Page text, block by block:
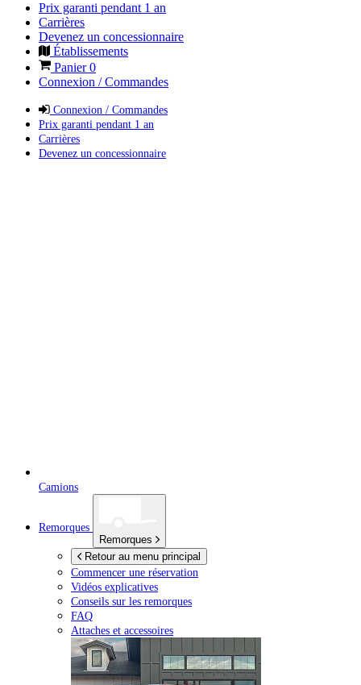
Prix garanti pendant 1 an
Carrières
Devenez un concessionnaire
Établissements
Panier0
Connexion / Commandes
Connexion / Commandes
Prix garanti pendant 1 an
Carrières
Devenez un concessionnaire
Camions
Remorques
Remorques
Retour au menu principal
Commencer une réservation
Vidéos explicatives
Conseils sur les remorques
FAQ
Attaches et accessoires